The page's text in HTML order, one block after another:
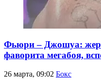
Фьюри – Джошуа:
фаворита мегабоя,
26 марта, 09:02 Бокс